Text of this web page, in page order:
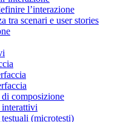
l’interazione
tra scenari e user stories
composizione
(microtesti)